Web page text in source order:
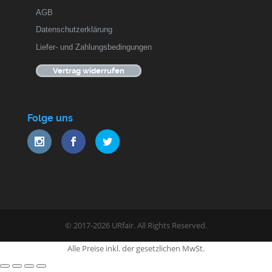
AGB
Datenschutzerklärung
Liefer- und Zahlungsbedingungen
Vertrag widerrufen
Folge uns
© 2017-2026 URfair. All Rights Reserved.
Alle Preise inkl. der gesetzlichen MwSt.